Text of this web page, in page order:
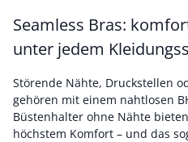
Seamless Bras:
unter jedem
Störende Nähte, Druckstellen
gehören mit einem nahtlosen
Büstenhalter ohne Nähte
höchstem Komfort – und das